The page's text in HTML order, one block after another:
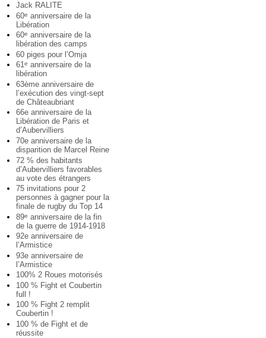
Jack RALITE
60e anniversaire de la
Libération
60e anniversaire de la
libération des camps
60 piges pour l’Omja
61e anniversaire de la
libération
63ème anniversaire de
l’exécution des vingt-sept
de Châteaubriant
66e anniversaire de la
Libération de Paris et
d’Aubervilliers
70e anniversaire de la
disparition de Marcel Reine
72 % des habitants
d’Aubervilliers favorables
au vote des étrangers
75 invitations pour 2
personnes à gagner pour la
finale de rugby du Top 14
89e anniversaire de la fin
de la guerre de 1914-1918
92e anniversaire de
l’Armistice
93e anniversaire de
l’Armistice
100% 2 Roues motorisés
100 % Fight et Coubertin
full !
100 % Fight 2 remplit
Coubertin !
100 % de Fight et de
réussite